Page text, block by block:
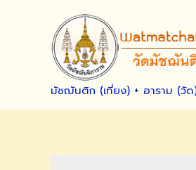
มัชฌันติก (เที่ยง) + อาราม (วัด